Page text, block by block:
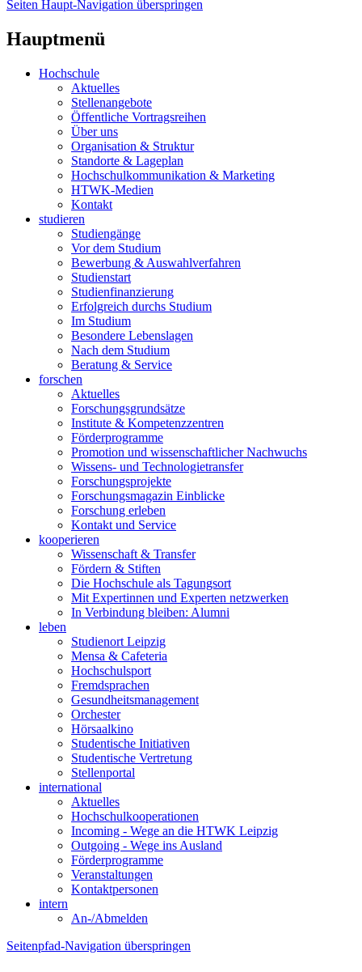
Seiten Haupt-Navigation überspringen
Hauptmenü
Hochschule
Aktuelles
Stellenangebote
Öffentliche Vortragsreihen
Über uns
Organisation & Struktur
Standorte & Lageplan
Hochschulkommunikation & Marketing
HTWK-Medien
Kontakt
studieren
Studiengänge
Vor dem Studium
Bewerbung & Auswahlverfahren
Studienstart
Studienfinanzierung
Erfolgreich durchs Studium
Im Studium
Besondere Lebenslagen
Nach dem Studium
Beratung & Service
forschen
Aktuelles
Forschungsgrundsätze
Institute & Kompetenzzentren
Förderprogramme
Promotion und wissenschaftlicher Nachwuchs
Wissens- und Technologietransfer
Forschungsprojekte
Forschungsmagazin Einblicke
Forschung erleben
Kontakt und Service
kooperieren
Wissenschaft & Transfer
Fördern & Stiften
Die Hochschule als Tagungsort
Mit Expertinnen und Experten netzwerken
In Verbindung bleiben: Alumni
leben
Studienort Leipzig
Mensa & Cafeteria
Hochschulsport
Fremdsprachen
Gesundheitsmanagement
Orchester
Hörsaalkino
Studentische Initiativen
Studentische Vertretung
Stellenportal
international
Aktuelles
Hochschulkooperationen
Incoming - Wege an die HTWK Leipzig
Outgoing - Wege ins Ausland
Förderprogramme
Veranstaltungen
Kontaktpersonen
intern
An-/Abmelden
Seitenpfad-Navigation überspringen